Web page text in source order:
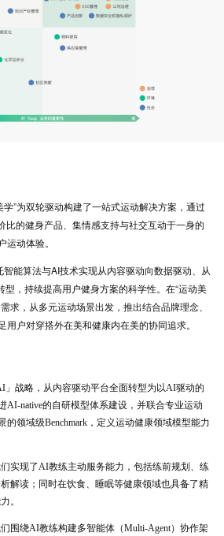
学”为双轮驱动构建了一站式运动解决方案，通过
比的健身产品、集情感支持与社交互动于一身的
动体验。
智能算法与AI技术实现从内容驱动向数据驱动、从
，持续提高用户健身方案的科学性。在“运动美
求，从多元运动场景出发，推出结合品牌理念、
户对穿搭外在美和健康内在美的协同追求。
」战略，从内容驱动平台全面转型为以AI驱动的
AI-native的自研模型体系建设，并联合专业运动
的领域级Benchmark，定义运动健康领域模型能力
实现了AI教练主动服务能力，包括练前规划、练
解读；同时在饮食、睡眠等健康领域也具备了精
。
围绕AI教练构建多智能体（Multi-Agent）协作架